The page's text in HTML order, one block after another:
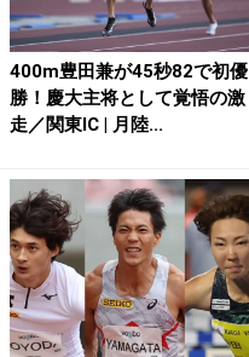
400m豊田兼が45秒82で初優
勝！慶大主将として覚悟の激
走／関東IC | 月陸...